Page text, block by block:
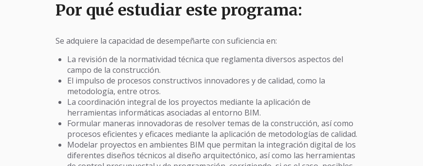
Por qué estudiar este programa:
Se adquiere la capacidad de desempeñarte con suficiencia en:
La revisión de la normatividad técnica que reglamenta diversos aspectos del
campo de la construcción.
El impulso de procesos constructivos innovadores y de calidad, como la
metodología, entre otros.
La coordinación integral de los proyectos mediante la aplicación de
herramientas informáticas asociadas al entorno BIM.
Formular maneras innovadoras de resolver temas de la construcción, así como
procesos eficientes y eficaces mediante la aplicación de metodologías de calidad.
Modelar proyectos en ambientes BIM que permitan la integración digital de los
diferentes diseños técnicos al diseño arquitectónico, así como las herramientas